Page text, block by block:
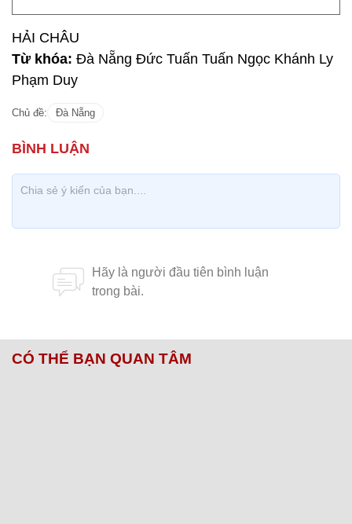
HẢI CHÂU
Từ khóa: Đà Nẵng Đức Tuấn Tuấn Ngọc Khánh Ly
Phạm Duy
Chủ đề: Đà Nẵng
CÓ THỂ BẠN QUAN TÂM